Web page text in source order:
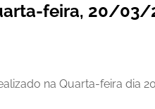
feira, 20/03/
na Quarta-feira dia